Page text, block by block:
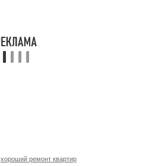
хороший ремонт квартир